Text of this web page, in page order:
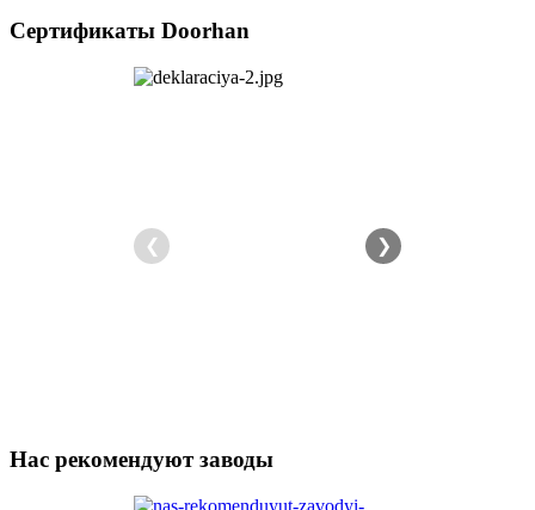
Сертификаты Doorhan
❮ ❯
Нас рекомендуют заводы